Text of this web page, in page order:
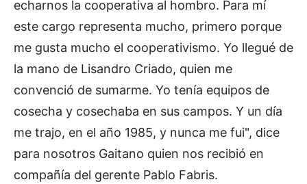
echarnos la cooperativa al hombro. Para mí
este cargo representa mucho, primero porque
me gusta mucho el cooperativismo. Yo llegué de
la mano de Lisandro Criado, quien me
convenció de sumarme. Yo tenía equipos de
cosecha y cosechaba en sus campos. Y un día
me trajo, en el año 1985, y nunca me fui", dice
para nosotros Gaitano quien nos recibió en
compañía del gerente Pablo Fabris.